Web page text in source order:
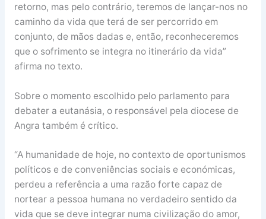
retorno, mas pelo contrário, teremos de lançar-nos no
caminho da vida que terá de ser percorrido em
conjunto, de mãos dadas e, então, reconheceremos
que o sofrimento se integra no itinerário da vida”
afirma no texto.
Sobre o momento escolhido pelo parlamento para
debater a eutanásia, o responsável pela diocese de
Angra também é crítico.
“A humanidade de hoje, no contexto de oportunismos
políticos e de conveniências sociais e económicas,
perdeu a referência a uma razão forte capaz de
nortear a pessoa humana no verdadeiro sentido da
vida que se deve integrar numa civilização do amor,